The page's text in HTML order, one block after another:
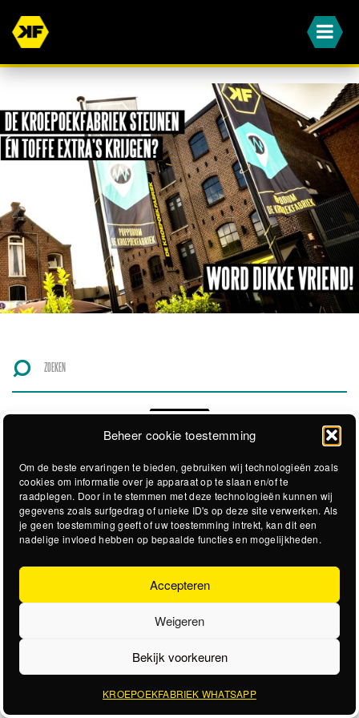
Beheer cookie toestemming
Om de beste ervaringen te bieden, gebruiken wij technologieën zoals
cookies om informatie over je apparaat op te slaan en/of te
raadplegen. Door in te stemmen met deze technologieën kunnen wij
gegevens zoals surfgedrag of unieke ID's op deze site verwerken. Als
je geen toestemming geeft of uw toestemming intrekt, kan dit een
nadelige invloed hebben op bepaalde functies en mogelijkheden.
Accepteren
Weigeren
Bekijk voorkeuren
KROEPOEKFABRIEK WHATSAPP
WORD JIJ OOK EEN VAN ONZE DIKKE VRIENDEN?